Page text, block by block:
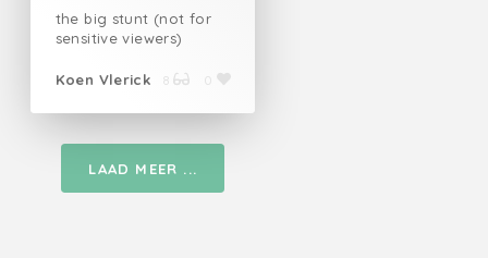
the big stunt (not for
sensitive viewers)
Koen Vlerick 8 0
LAAD MEER ...